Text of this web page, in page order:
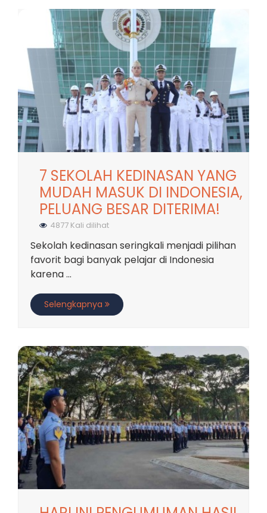
7 SEKOLAH KEDINASAN YANG
MUDAH MASUK DI INDONESIA,
PELUANG BESAR DITERIMA!
4877 Kali dilihat
Sekolah kedinasan seringkali menjadi pilihan
favorit bagi banyak pelajar di Indonesia
karena ...
Selengkapnya